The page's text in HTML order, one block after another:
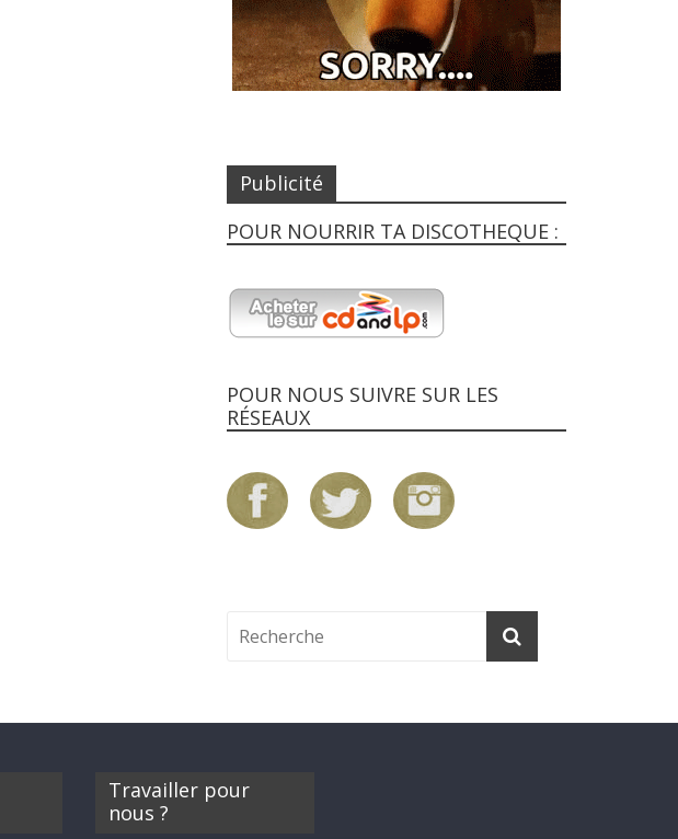
Publicité
POUR NOURRIR TA DISCOTHEQUE :
POUR NOUS SUIVRE SUR LES
RÉSEAUX
Travailler pour
nous ?